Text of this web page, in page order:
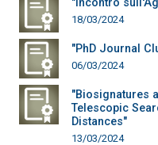
18/03/2024
"PhD Journal
06/03/2024
"Biosignatures
Telescopic
Distances"
13/03/2024